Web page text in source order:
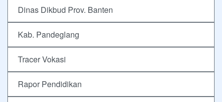
Dinas Dikbud Prov. Banten
Kab. Pandeglang
Tracer Vokasi
Rapor Pendidikan